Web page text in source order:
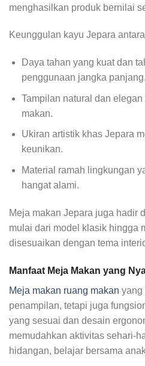
menghasilkan produk bernilai
Keunggulan kayu Jepara
Daya tahan yang kuat dan
penggunaan jangka panjang.
Tampilan natural dan
makan.
Ukiran artistik khas Jepara
keunikan.
Material ramah lingkungan
hangat alami.
Meja makan Jepara juga hadir
mulai dari model klasik hingga
disesuaikan dengan tema
Manfaat Meja Makan yang
Meja makan ruang makan yang
penampilan, tetapi juga
yang sesuai dan desain
memudahkan aktivitas sehari-
hidangan, belajar bersama